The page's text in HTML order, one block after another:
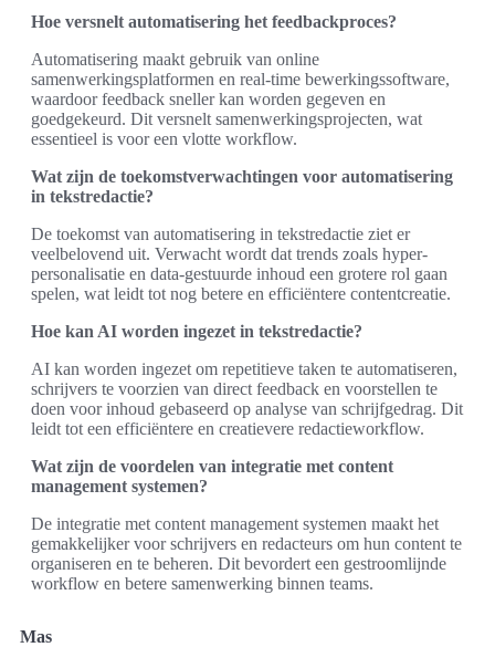
Hoe versnelt automatisering het feedbackproces?
Automatisering maakt gebruik van online
samenwerkingsplatformen en real-time bewerkingssoftware,
waardoor feedback sneller kan worden gegeven en
goedgekeurd. Dit versnelt samenwerkingsprojecten, wat
essentieel is voor een vlotte workflow.
Wat zijn de toekomstverwachtingen voor automatisering
in tekstredactie?
De toekomst van automatisering in tekstredactie ziet er
veelbelovend uit. Verwacht wordt dat trends zoals hyper-
personalisatie en data-gestuurde inhoud een grotere rol gaan
spelen, wat leidt tot nog betere en efficiëntere contentcreatie.
Hoe kan AI worden ingezet in tekstredactie?
AI kan worden ingezet om repetitieve taken te automatiseren,
schrijvers te voorzien van direct feedback en voorstellen te
doen voor inhoud gebaseerd op analyse van schrijfgedrag. Dit
leidt tot een efficiëntere en creatievere redactieworkflow.
Wat zijn de voordelen van integratie met content
management systemen?
De integratie met content management systemen maakt het
gemakkelijker voor schrijvers en redacteurs om hun content te
organiseren en te beheren. Dit bevordert een gestroomlijnde
workflow en betere samenwerking binnen teams.
Mas